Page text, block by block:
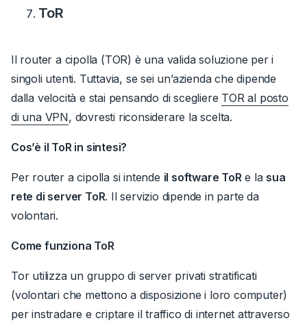
ToR
Il router a cipolla (TOR) è una valida soluzione per i
singoli utenti. Tuttavia, se sei un’azienda che dipende
dalla velocità e stai pensando di scegliere TOR al posto
di una VPN, dovresti riconsiderare la scelta.
Cos’è il ToR in sintesi?
Per router a cipolla si intende il software ToR e la sua
rete di server ToR. Il servizio dipende in parte da
volontari.
Come funziona ToR
Tor utilizza un gruppo di server privati stratificati
(volontari che mettono a disposizione i loro computer)
per instradare e criptare il traffico di internet attraverso